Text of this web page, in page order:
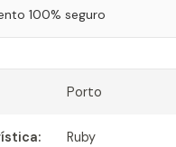
100% seguro
Porto
Ruby